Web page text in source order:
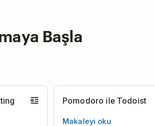
Başla
Pomodoro ile Todoist
Makaleyi oku